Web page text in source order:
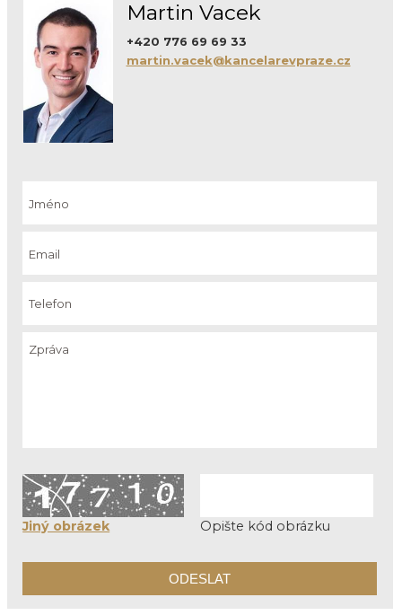
Martin Vacek
+420 776 69 69 33
martin.vacek@kancelarevpraze.cz
Jiný obrázek Opište kód obrázku